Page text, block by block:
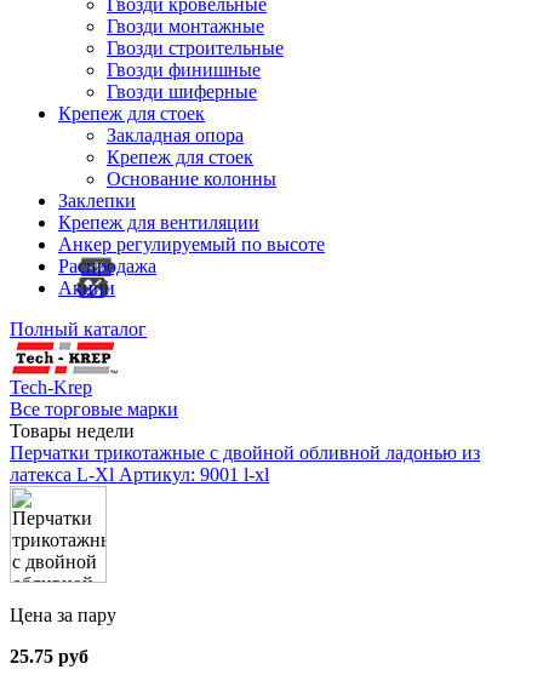
Гвозди кровельные
Гвозди монтажные
Гвозди строительные
Гвозди финишные
Гвозди шиферные
Крепеж для стоек
Закладная опора
Крепеж для стоек
Основание колонны
Заклепки
Крепеж для вентиляции
Анкер регулируемый по высоте
Распродажа
Акции
Полный каталог
Tech-Krep
Все торговые марки
Товары недели
Перчатки трикотажные с двойной обливной ладонью из
латекса L-Xl Артикул: 9001 l-xl
Цена за пару
25.75 руб